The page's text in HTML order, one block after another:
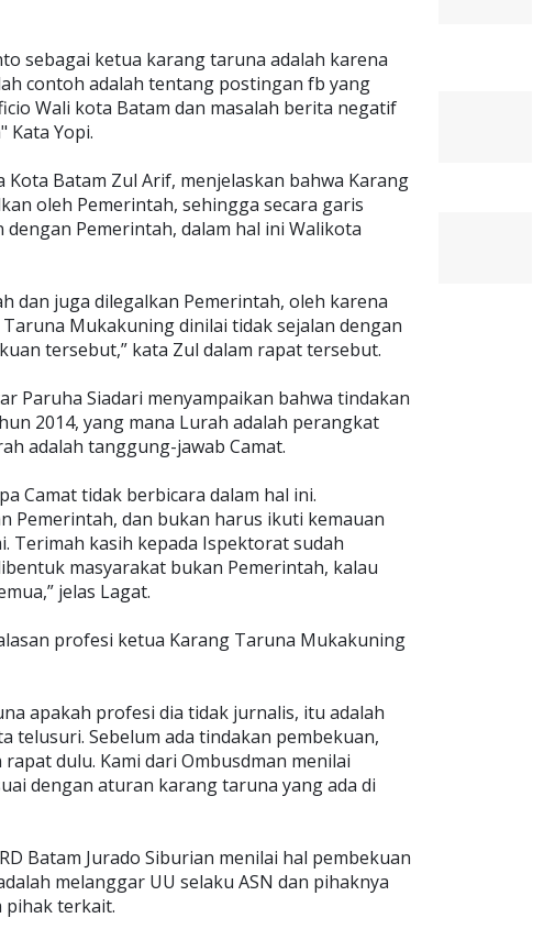
sebagai ketua karang taruna adalah karena
contoh adalah tentang postingan fb yang
Wali kota Batam dan masalah berita negatif
Kata Yopi.
Batam Zul Arif, menjelaskan bahwa Karang
oleh Pemerintah, sehingga secara garis
Pemerintah, dalam hal ini Walikota
dan juga dilegalkan Pemerintah, oleh karena
Mukakuning dinilai tidak sejalan dengan
tersebut,” kata Zul dalam rapat tersebut.
Paruha Siadari menyampaikan bahwa tindakan
2014, yang mana Lurah adalah perangkat
adalah tanggung-jawab Camat.
Camat tidak berbicara dalam hal ini.
Pemerintah, dan bukan harus ikuti kemauan
Terimah kasih kepada Ispektorat sudah
masyarakat bukan Pemerintah, kalau
jelas Lagat.
profesi ketua Karang Taruna Mukakuning
apakah profesi dia tidak jurnalis, itu adalah
telusuri. Sebelum ada tindakan pembekuan,
dulu. Kami dari Ombusdman menilai
dengan aturan karang taruna yang ada di
Batam Jurado Siburian menilai hal pembekuan
melanggar UU selaku ASN dan pihaknya
pihak terkait.